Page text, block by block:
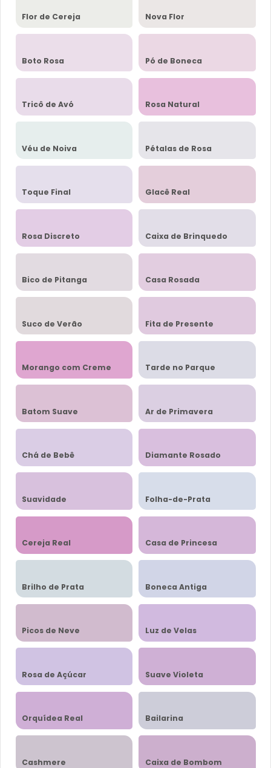
Flor de Cereja Nova Flor
Boto Rosa Pó de Boneca
Tricô de Avó Rosa Natural
Véu de Noiva Pétalas de Rosa
Toque Final Glacê Real
Rosa Discreto Caixa de Brinquedo
Bico de Pitanga Casa Rosada
Suco de Verão Fita de Presente
Morango com Creme Tarde no Parque
Batom Suave Ar de Primavera
Chá de Bebê Diamante Rosado
Suavidade Folha-de-Prata
Cereja Real Casa de Princesa
Brilho de Prata Boneca Antiga
Picos de Neve Luz de Velas
Rosa de Açúcar Suave Violeta
Orquídea Real Bailarina
Cashmere Caixa de Bombom